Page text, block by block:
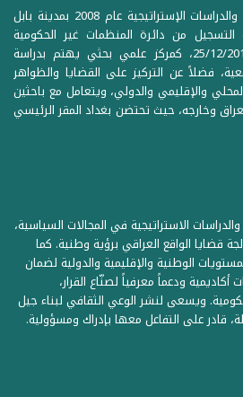
تأسس مركز حمورابي للبحوث والدراسات الإستراتيجية عام 2008 بمدينة بابل
من دائرة المنظمات غير الحكومية
المرقمة ((1Z71874 بتاريخ 25/12/2012، كمركز علمي بحثي يهتم بدراسة
فضلاً عن التركيز على القضايا والظواهر
والإقليمي والدولي، ويتعامل مع باحثين
وخارجه، حيث تحتضن بغداد المقر الرئيسي
الاستراتيجية في المجالات السياسية،
قضايا الواقع العراقي برؤية وطنية. كما
الوطنية والإقليمية والدولية لضمان
ودعماً معرفياً لصنّاع القرار،
ويسعى لنشر الوعي الثقافي لبناء جيل
قادر على التفاعل معها بإدراك ومسؤولية.